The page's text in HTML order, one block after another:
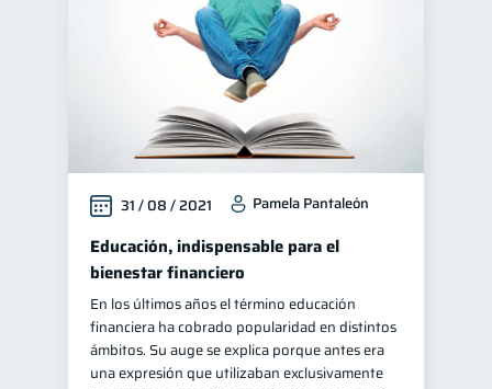
31 / 08 / 2021 Pamela Pantaleón
Educación, indispensable para el
bienestar financiero
En los últimos años el término educación
financiera ha cobrado popularidad en distintos
ámbitos. Su auge se explica porque antes era
una expresión que utilizaban exclusivamente